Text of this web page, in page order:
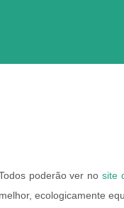
poderão ver no site
melhor, ecologicamente